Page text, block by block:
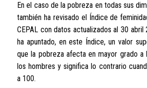
En el caso de la pobreza en todas sus
también ha revisado el Índice de
CEPAL con datos actualizados al 30 abril
ha apuntado, en este Índice, un valor
que la pobreza afecta en mayor grado a
los hombres y significa lo contrario
a 100.